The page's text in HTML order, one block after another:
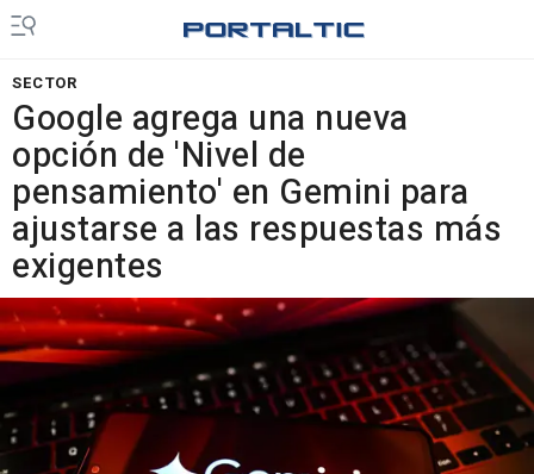
SECTOR
Google agrega una nueva
opción de 'Nivel de
pensamiento' en Gemini para
ajustarse a las respuestas más
exigentes